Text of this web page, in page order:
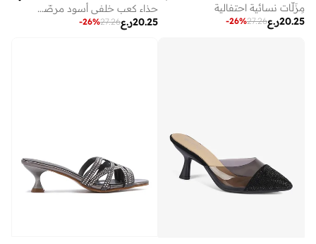
مِزَلّات نسائية احتفالية
ر.ع20.25
27.26
-26%
حذاء كعب خلفي أسود مرصّع بالكريستال
ر.ع20.25
27.26
-26%